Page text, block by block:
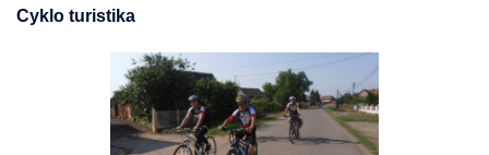
Cyklo turistika